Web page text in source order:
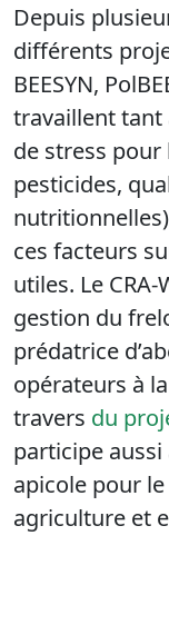
Depuis
différents
BEESYN,
travaillent tant
de stress
pesticides,
nutritionnelles)
ces facteurs
utiles. Le
gestion du
prédatrice
opérateurs à
travers du
participe aussi
apicole pour le
agriculture et